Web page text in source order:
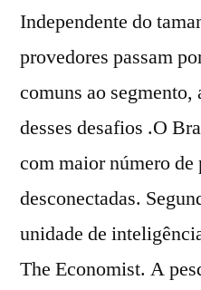
Independente do
provedores passam
comuns ao
desses desafios .O
com maior número de
desconectadas.
unidade de
The Economist. A